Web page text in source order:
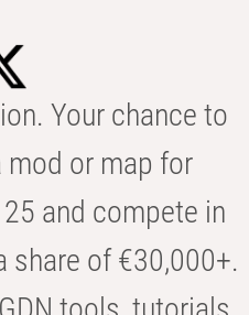
Your chance to
or map for
and compete in
share of €30,000+.